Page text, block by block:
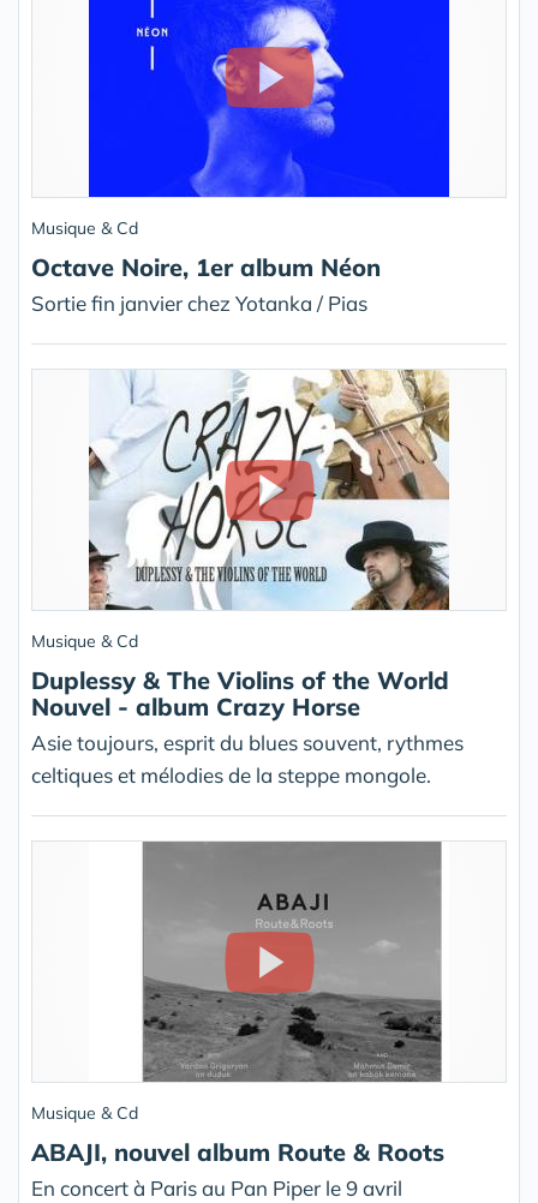
Musique & Cd
Octave Noire, 1er album Néon
Sortie fin janvier chez Yotanka / Pias
Musique & Cd
Duplessy & The Violins of the World
Nouvel - album Crazy Horse
Asie toujours, esprit du blues souvent, rythmes
celtiques et mélodies de la steppe mongole.
Musique & Cd
ABAJI, nouvel album Route & Roots
En concert à Paris au Pan Piper le 9 avril